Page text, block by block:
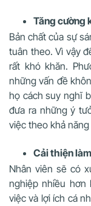
Tăng cường
Bản chất của sự
tuân theo. Vì vậy
rất khó khăn.
những vấn đề
họ cách suy nghĩ
đưa ra những ý
việc theo khả
Cải thiện
Nhân viên sẽ có
nghiệp nhiều hơn
việc và lợi ích cá